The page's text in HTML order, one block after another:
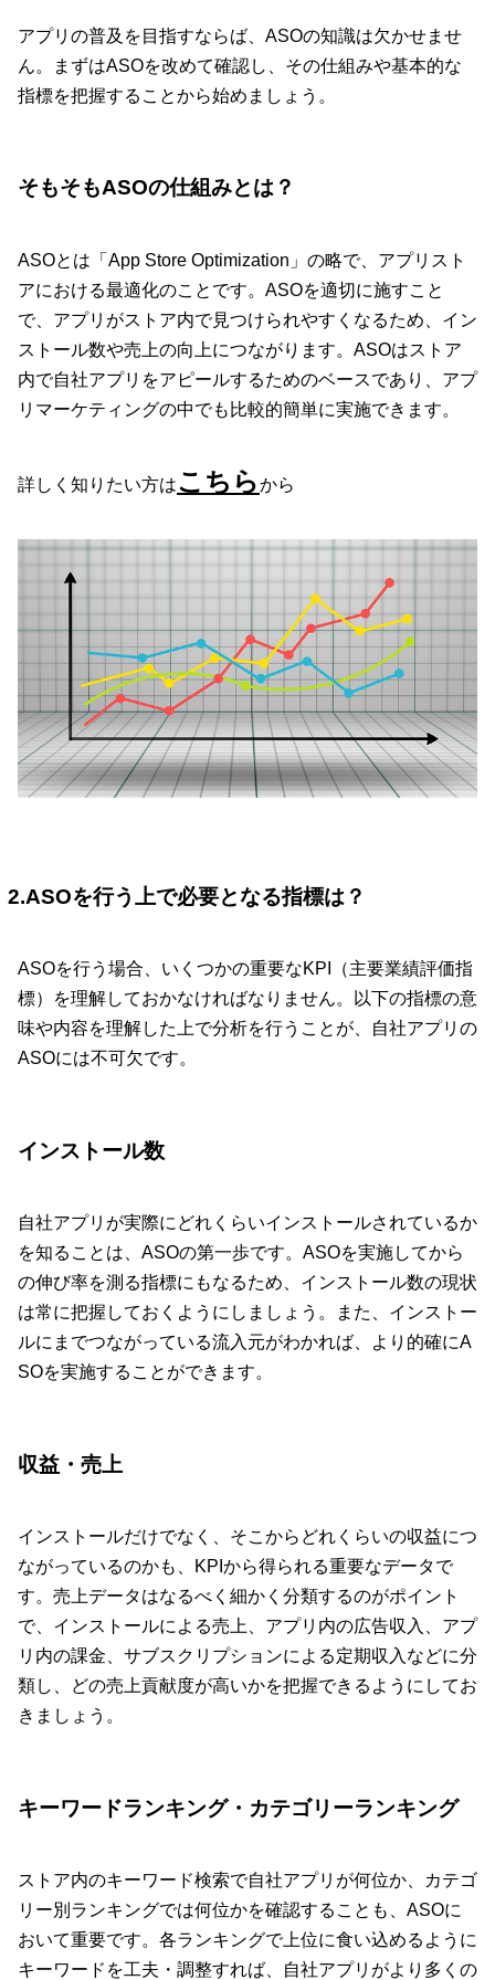
アプリの普及を目指すならば、ASOの知識は欠かせませ
ん。まずはASOを改めて確認し、その仕組みや基本的な
指標を把握することから始めましょう。
そもそもASOの仕組みとは？
ASOとは「App Store Optimization」の略で、アプリスト
アにおける最適化のことです。ASOを適切に施すこと
で、アプリがストア内で見つけられやすくなるため、イン
ストール数や売上の向上につながります。ASOはストア
内で自社アプリをアピールするためのベースであり、アプ
リマーケティングの中でも比較的簡単に実施できます。
詳しく知りたい方はこちらから
2.ASOを行う上で必要となる指標は？
ASOを行う場合、いくつかの重要なKPI（主要業績評価指
標）を理解しておかなければなりません。以下の指標の意
味や内容を理解した上で分析を行うことが、自社アプリの
ASOには不可欠です。
インストール数
自社アプリが実際にどれくらいインストールされているか
を知ることは、ASOの第一歩です。ASOを実施してから
の伸び率を測る指標にもなるため、インストール数の現状
は常に把握しておくようにしましょう。また、インストー
ルにまでつながっている流入元がわかれば、より的確にA
SOを実施することができます。
収益・売上
インストールだけでなく、そこからどれくらいの収益につ
ながっているのかも、KPIから得られる重要なデータで
す。売上データはなるべく細かく分類するのがポイント
で、インストールによる売上、アプリ内の広告収入、アプ
リ内の課金、サブスクリプションによる定期収入などに分
類し、どの売上貢献度が高いかを把握できるようにしてお
きましょう。
キーワードランキング・カテゴリーランキング
ストア内のキーワード検索で自社アプリが何位か、カテゴ
リー別ランキングでは何位かを確認することも、ASOに
おいて重要です。各ランキングで上位に食い込めるように
キーワードを工夫・調整すれば、自社アプリがより多くの